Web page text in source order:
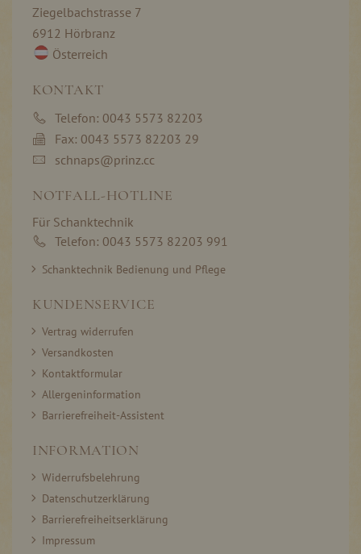
Ziegelbachstrasse 7
6912 Hörbranz
Österreich
KONTAKT
Telefon: 0043 5573 82203
Fax: 0043 5573 82203 29
schnaps@prinz.cc
NOTFALL-HOTLINE
Für Schanktechnik
Telefon: 0043 5573 82203 991
Schanktechnik Bedienung und Pflege
KUNDENSERVICE
Vertrag widerrufen
Versandkosten
Kontaktformular
Allergeninformation
Barrierefreiheit-Assistent
INFORMATION
Widerrufsbelehrung
Datenschutzerklärung
Barrierefreiheitserklärung
Impressum